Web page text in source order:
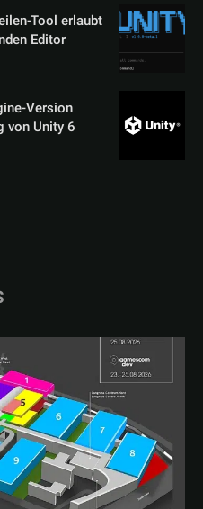
Tool erlaubt
Editor
Version
von Unity 6